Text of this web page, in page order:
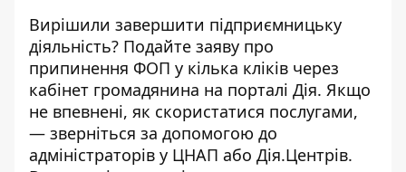
Вирішили завершити підприємницьку
діяльність? Подайте заяву про
припинення ФОП у кілька кліків через
кабінет громадянина на порталі Дія. Якщо
не впевнені, як скористатися послугами,
— зверніться за допомогою до
адміністраторів у ЦНАП або Дія.Центрів.